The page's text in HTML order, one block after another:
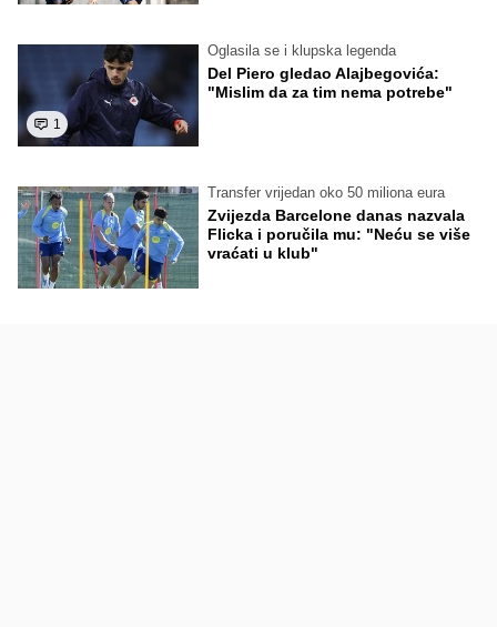
1
Oglasila se i klupska legenda
Del Piero gledao Alajbegovića:
"Mislim da za tim nema potrebe"
Transfer vrijedan oko 50 miliona eura
Zvijezda Barcelone danas nazvala
Flicka i poručila mu: "Neću se više
vraćati u klub"